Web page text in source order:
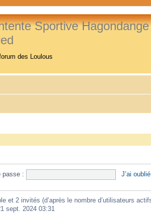
Sportive
des Loulous
passe : J’ai
et 2 invités (d’après le nombre d’utilisateurs
sept. 2024 03:31